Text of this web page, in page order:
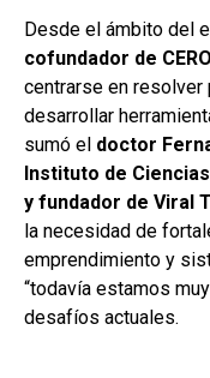
Desde el ámbito del
cofundador de
centrarse en
desarrollar
sumó el doctor
Instituto de
y fundador de Viral
la necesidad de
emprendimiento y
“todavía estamos
desafíos actuales.